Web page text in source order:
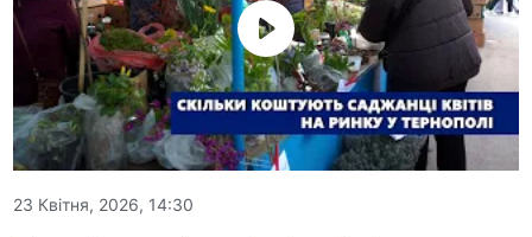
23 Квітня, 2026, 14:30